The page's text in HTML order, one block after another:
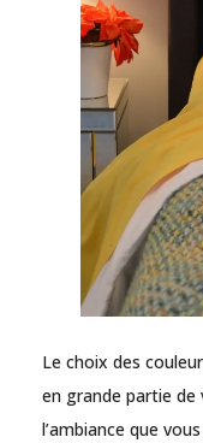
Le choix des
en grande partie de
l’ambiance que